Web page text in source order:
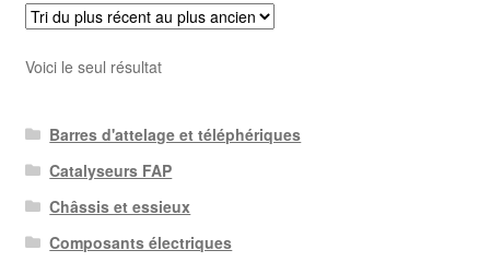
Voici le seul résultat
Barres d'attelage et téléphériques
Catalyseurs FAP
Châssis et essieux
Composants électriques